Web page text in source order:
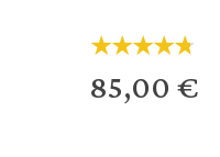
85,00 €